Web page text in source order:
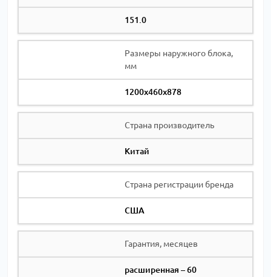
151.0
Размеры наружного блока,
мм
1200x460x878
Страна производитель
Китай
Страна регистрации бренда
США
Гарантия, месяцев
расширенная – 60